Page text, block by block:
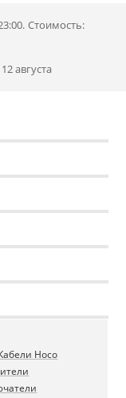
Стоимость:
12 августа
Hoco